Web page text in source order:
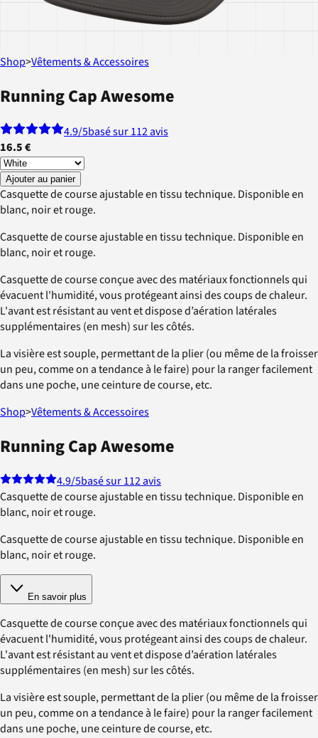
Shop>Vêtements & Accessoires
Running Cap Awesome
4.9/5basé sur 112 avis
16.5 €
Ajouter au panier
Casquette de course ajustable en tissu technique. Disponible en
blanc, noir et rouge.
Casquette de course ajustable en tissu technique. Disponible en
blanc, noir et rouge.
Casquette de course conçue avec des matériaux fonctionnels qui
évacuent l'humidité, vous protégeant ainsi des coups de chaleur.
L'avant est résistant au vent et dispose d’aération latérales
supplémentaires (en mesh) sur les côtés.
La visière est souple, permettant de la plier (ou même de la froisser
un peu, comme on a tendance à le faire) pour la ranger facilement
dans une poche, une ceinture de course, etc.
Shop>Vêtements & Accessoires
Running Cap Awesome
4.9/5basé sur 112 avis
Casquette de course ajustable en tissu technique. Disponible en
blanc, noir et rouge.
Casquette de course ajustable en tissu technique. Disponible en
blanc, noir et rouge.
En savoir plus
Casquette de course conçue avec des matériaux fonctionnels qui
évacuent l'humidité, vous protégeant ainsi des coups de chaleur.
L'avant est résistant au vent et dispose d’aération latérales
supplémentaires (en mesh) sur les côtés.
La visière est souple, permettant de la plier (ou même de la froisser
un peu, comme on a tendance à le faire) pour la ranger facilement
dans une poche, une ceinture de course, etc.